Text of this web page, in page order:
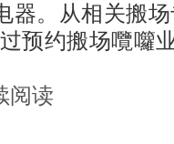
器。从相关搬
预约搬场囕囖
阅读